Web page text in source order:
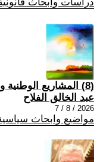
(8) المشاريع الوطنية ومظاهر السيادة
عبد الخالق الفلاح
2026 / 8 / 7
مواضيع وابحاث